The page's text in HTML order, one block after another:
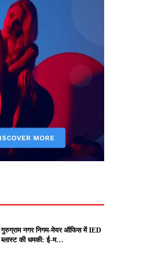
गुरुग्राम नगर निगम-मेयर ऑफिस में IED
ब्लास्ट की धमकी: ई-म…